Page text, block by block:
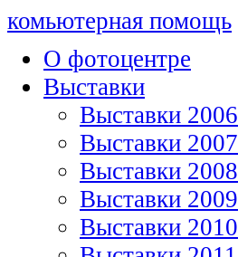
комьютерная помощь
О фотоцентре
Выставки
Выставки 2006
Выставки 2007
Выставки 2008
Выставки 2009
Выставки 2010